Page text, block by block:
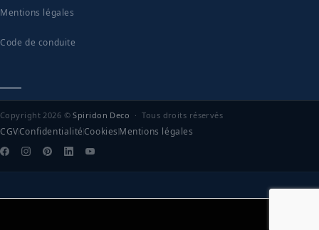
Mentions légales
Code de conduite
Copyright 2026 ©Spiridon Deco · Tous droits réservés
CGVConfidentialitéCookiesMentions légales